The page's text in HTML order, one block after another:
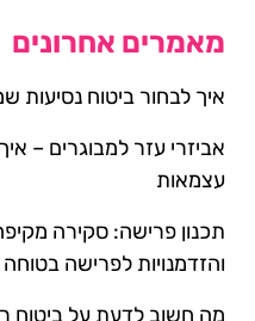
מאמרים אחרונים
איך לבחור ביטוח
אביזרי עזר למבוגרים –
עצמאות
תכנון פרישה: סקירה
והזדמנויות לפרישה
מה חשוב לדעת על ביטוח